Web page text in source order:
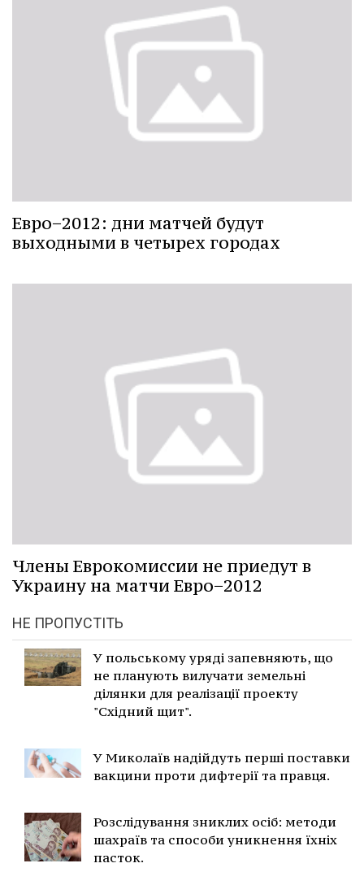
Евро−2012: дни матчей будут
выходными в четырех городах
Члены Еврокомиссии не приедут в
Украину на матчи Евро−2012
НЕ ПРОПУСТІТЬ
У польському уряді запевняють, що
не планують вилучати земельні
ділянки для реалізації проекту
"Східний щит".
У Миколаїв надійдуть перші поставки
вакцини проти дифтерії та правця.
Розслідування зниклих осіб: методи
шахраїв та способи уникнення їхніх
пасток.